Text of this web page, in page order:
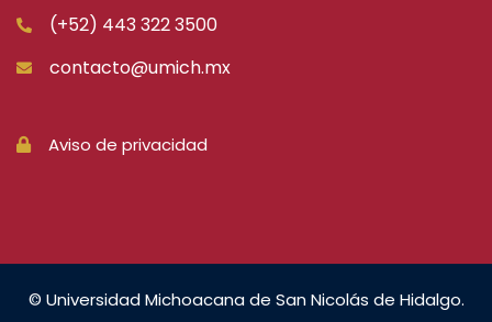
(+52) 443 322 3500
contacto@umich.mx
Aviso de privacidad
© Universidad Michoacana de San Nicolás de Hidalgo.